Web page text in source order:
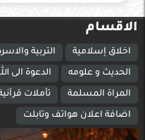
الاقسام
اخلاق إسلامية التربية
الحديث و علومه الدعوة الى
المراة المسلمة تأملات
اضافة اعلان هواتف وتابلت